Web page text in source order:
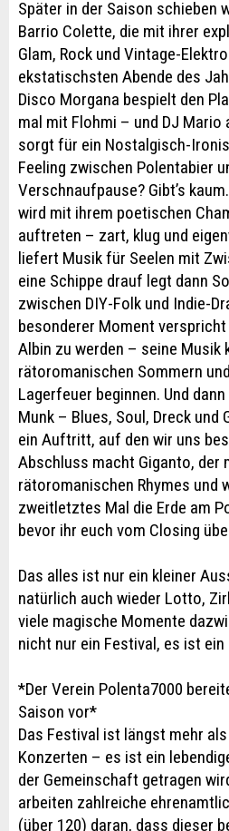
Später in der Saison schieben
Barrio Colette, die mit ihrer
Glam, Rock und Vintage-
ekstatischsten Abende des
Disco Morgana bespielt den
mal mit Flohmi – und DJ Mario
sorgt für ein Nostalgisch-
Feeling zwischen Polentabier
Verschnaufpause? Gibt’s
wird mit ihrem poetischen
auftreten – zart, klug und
liefert Musik für Seelen mit
eine Schippe drauf legt dann
zwischen DIY-Folk und Indie-
besonderer Moment
Albin zu werden – seine Musik
rätoromanischen Sommern
Lagerfeuer beginnen. Und
Munk – Blues, Soul, Dreck und
ein Auftritt, auf den wir uns
Abschluss macht Giganto, der
rätoromanischen Rhymes und
zweitletztes Mal die Erde am
bevor ihr euch vom Closing
Das alles ist nur ein kleiner
natürlich auch wieder Lotto,
viele magische Momente
nicht nur ein Festival, es ist ein
*Der Verein Polenta7000
Saison vor*
Das Festival ist längst mehr
Konzerten – es ist ein
der Gemeinschaft getragen
arbeiten zahlreiche
(über 120) daran, dass dieser